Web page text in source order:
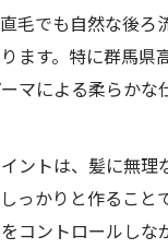
毛でも自然な後ろ
ます。特に群馬県
マによる柔らかな
ントは、髪に無理
っかりと作ること
コントロールしな